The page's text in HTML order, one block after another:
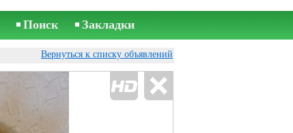
Поиск Закладки
Вернуться к списку объявлений